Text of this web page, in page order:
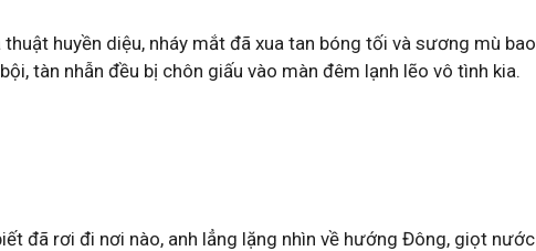
huyền diệu, nháy mắt đã xua tan bóng tối và sương mù bao
tàn nhẫn đều bị chôn giấu vào màn đêm lạnh lẽo vô tình kia.
đã rơi đi nơi nào, anh lẳng lặng nhìn về hướng Đông, giọt nước